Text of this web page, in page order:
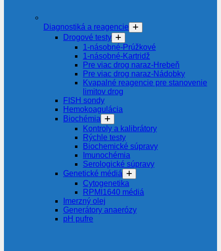
Diagnostiká a reagencie
Drogové testy
1-násobné-Prúžkové
1-násobné-Kartridž
Pre viac drog naraz-Hrebeň
Pre viac drog naraz-Nádobky
Kvapalné reagencie pre stanovenie
limitov drog
FISH sondy
Hemokoagulácia
Biochémia
Kontroly a kalibrátory
Rýchle testy
Biochemické súpravy
Imunochémia
Serologické súpravy
Genetické médiá
Cytogenetika
RPMI1640 médiá
Imerzný olej
Generátory anaerózy
pH pufre